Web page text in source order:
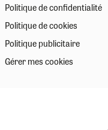
Politique de confidentialité
Politique de cookies
Politique publicitaire
Gérer mes cookies